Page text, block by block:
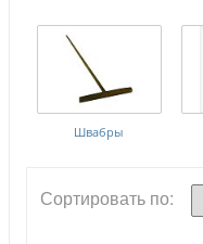
Швабры
Сортировать по: